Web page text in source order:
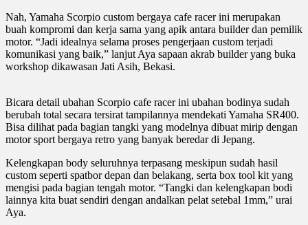
Nah, Yamaha Scorpio custom bergaya cafe racer ini merupakan
buah kompromi dan kerja sama yang apik antara builder dan pemilik
motor. “Jadi idealnya selama proses pengerjaan custom terjadi
komunikasi yang baik,” lanjut Aya sapaan akrab builder yang buka
workshop dikawasan Jati Asih, Bekasi.
Bicara detail ubahan Scorpio cafe racer ini ubahan bodinya sudah
berubah total secara tersirat tampilannya mendekati Yamaha SR400.
Bisa dilihat pada bagian tangki yang modelnya dibuat mirip dengan
motor sport bergaya retro yang banyak beredar di Jepang.
Kelengkapan body seluruhnya terpasang meskipun sudah hasil
custom seperti spatbor depan dan belakang, serta box tool kit yang
mengisi pada bagian tengah motor. “Tangki dan kelengkapan bodi
lainnya kita buat sendiri dengan andalkan pelat setebal 1mm,” urai
Aya.